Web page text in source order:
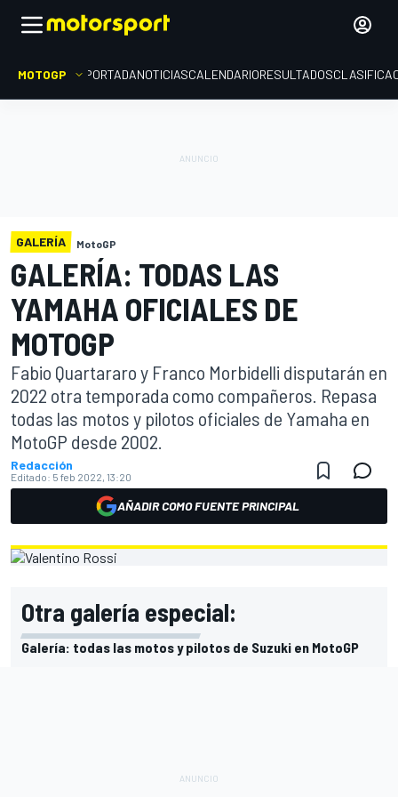
MOTOGP PORTADANOTICIASCALENDARIORESULTADOS
GALERÍA MotoGP
GALERÍA: TODAS LAS
YAMAHA OFICIALES DE
MOTOGP
Fabio Quartararo y Franco Morbidelli disputarán en
2022 otra temporada como compañeros. Repasa
todas las motos y pilotos oficiales de Yamaha en
MotoGP desde 2002.
Redacción
Editado: 5 feb 2022, 13:20
AÑADIR COMO FUENTE PRINCIPAL
Otra galería especial:
Galería: todas las motos y pilotos de Suzuki en MotoGP